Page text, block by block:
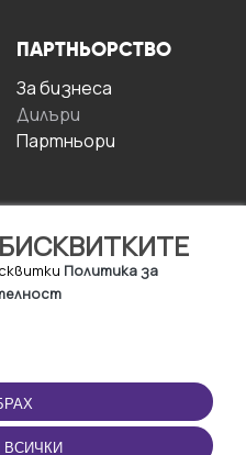
Политика за
ПАРТНЬОРСТВО
За бизнесa
Дилъри
Партньори
ПРИЛОЖЕНИЕТО